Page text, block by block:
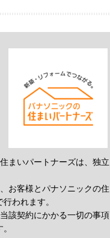
まいパートナーズは、独
お客様とパナソニックの
われます。
該契約にかかる一切の事